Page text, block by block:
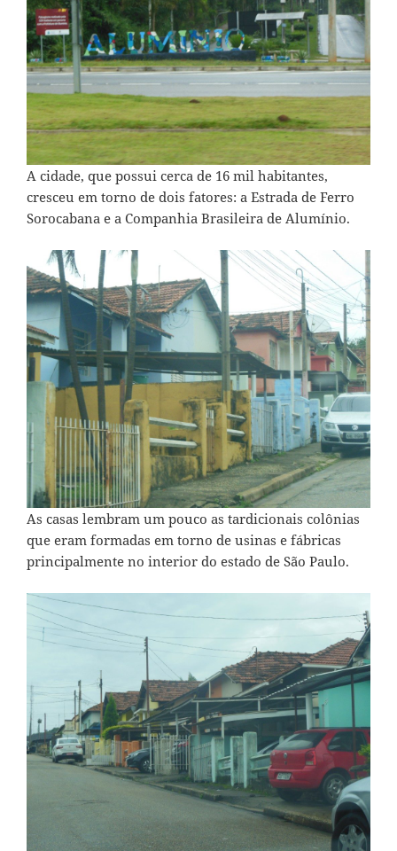
A cidade, que possui cerca de 16 mil habitantes,
cresceu em torno de dois fatores: a Estrada de Ferro
Sorocabana e a Companhia Brasileira de Alumínio.
As casas lembram um pouco as tardicionais colônias
que eram formadas em torno de usinas e fábricas
principalmente no interior do estado de São Paulo.